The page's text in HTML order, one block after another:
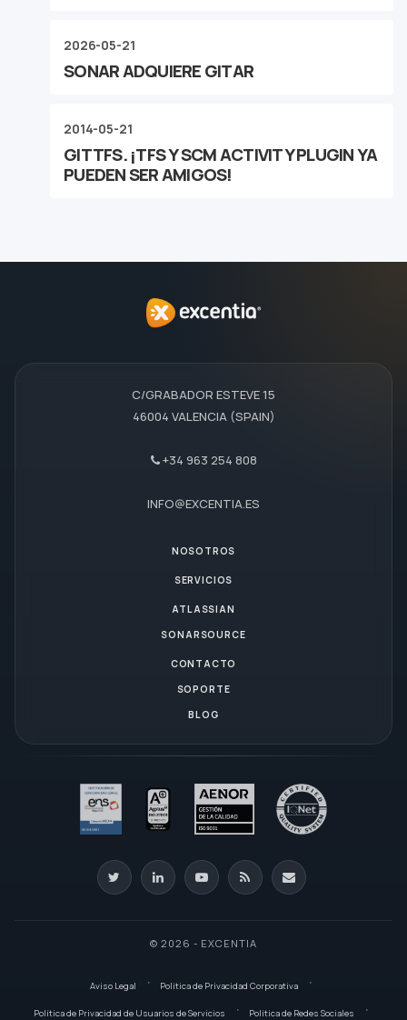
2026-05-21
SONAR ADQUIERE GITAR
2014-05-21
GITTFS. ¡TFS Y SCM ACTIVITY PLUGIN YA
PUEDEN SER AMIGOS!
C/GRABADOR ESTEVE 15
46004 VALENCIA (SPAIN)
+34 963 254 808
INFO@EXCENTIA.ES
NOSOTROS
SERVICIOS
ATLASSIAN
SONARSOURCE
CONTACTO
SOPORTE
BLOG
© 2026 - EXCENTIA
Aviso Legal Política de Privacidad Corporativa
Política de Privacidad de Usuarios de Servicios Política de Redes Sociales